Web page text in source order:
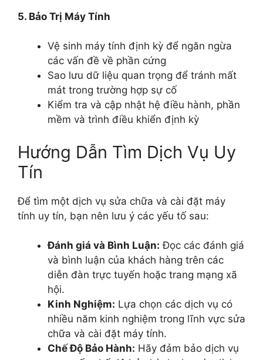
5. Bảo Trị Máy Tính
Vệ sinh máy tính định kỳ để ngăn ngừa
các vấn đề về phần cứng
Sao lưu dữ liệu quan trọng để tránh mất
mát trong trường hợp sự cố
Kiểm tra và cập nhật hệ điều hành, phần
mềm và trình điều khiển định kỳ
Hướng Dẫn Tìm Dịch Vụ Uy
Tín
Để tìm một dịch vụ sửa chữa và cài đặt máy
tính uy tín, bạn nên lưu ý các yếu tố sau:
Đánh giá và Bình Luận: Đọc các đánh giá
và bình luận của khách hàng trên các
diễn đàn trực tuyến hoặc trang mạng xã
hội.
Kinh Nghiệm: Lựa chọn các dịch vụ có
nhiều năm kinh nghiệm trong lĩnh vực sửa
chữa và cài đặt máy tính.
Chế Độ Bảo Hành: Hãy đảm bảo dịch vụ